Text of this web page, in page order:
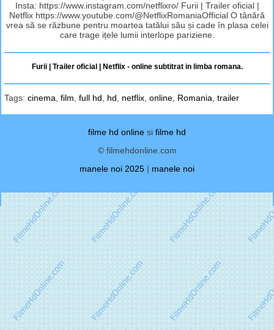
Insta: https://www.instagram.com/netflixro/ Furii | Trailer oficial |
Netflix https://www.youtube.com/@NetflixRomaniaOfficial O tânără
vrea să se răzbune pentru moartea tatălui său și cade în plasa celei
care trage ițele lumii interlope pariziene.
Furii | Trailer oficial | Netflix - online subtitrat in limba romana.
Tags: cinema film full hd hd netflix online Romania trailer
filme hd online si filme hd
© filmehdonline.com
manele noi 2025 | manele noi